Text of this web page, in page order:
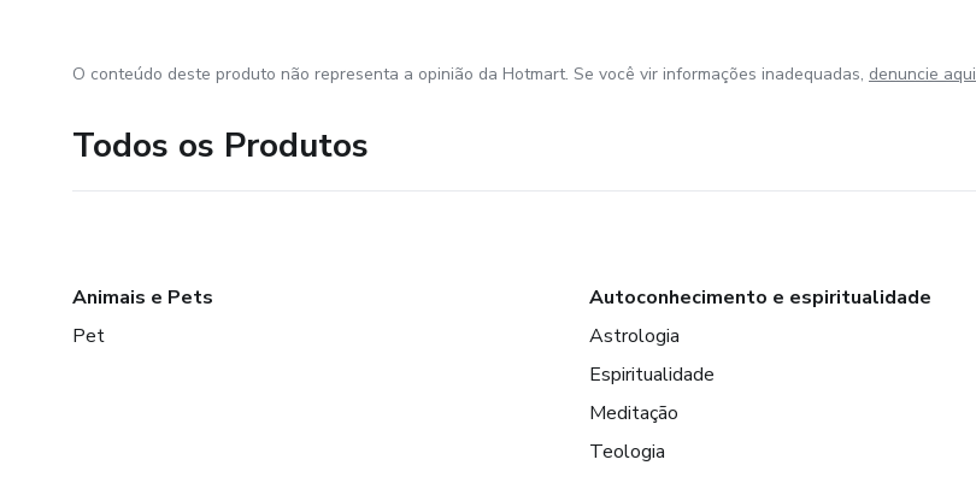
O conteúdo deste produto não representa a opinião da Hotmart. Se você vir informações inadequadas, denuncie aqui
Todos os Produtos
Animais e Pets
Pet
Autoconhecimento e espiritualidade
Astrologia
Espiritualidade
Meditação
Teologia